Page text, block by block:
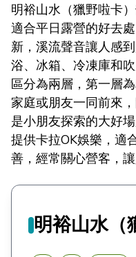
明裕山水（獵野啦卡
適合平日露營的好去
新，溪流聲音讓人感
浴、冰箱、冷凍庫和
區分為兩層，第一層
家庭或朋友一同前來
是小朋友探索的大好
提供卡拉OK娛樂，適
善，經常關心營客，讓
明裕山水（